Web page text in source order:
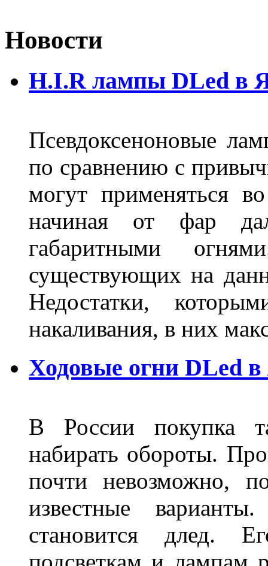
Новости
H.I.R лампы DLed в
Псевдоксеноновые
по сравнению с
могут применяться
начиная от фар
габаритными
существующих на
Недостатки,
накаливания, в них
Ходовые огни DLed в
В России покупка
набирать обороты.
почти невозможно,
известные
становится длед.